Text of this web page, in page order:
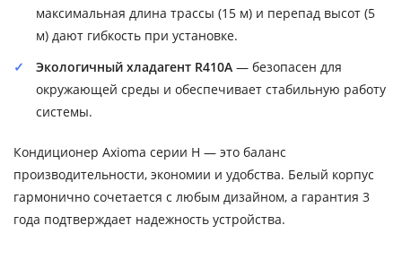
максимальная длина трассы (15 м) и перепад высот (5
м) дают гибкость при установке.
Экологичный хладагент R410A — безопасен для
окружающей среды и обеспечивает стабильную работу
системы.
Кондиционер Axioma серии H — это баланс
производительности, экономии и удобства. Белый корпус
гармонично сочетается с любым дизайном, а гарантия 3
года подтверждает надежность устройства.